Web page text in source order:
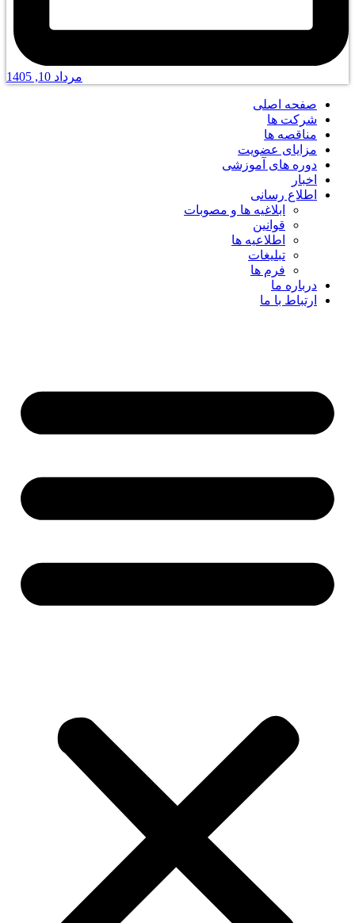
مرداد 10, 1405
صفحه اصلی
شرکت ها
مناقصه ها
مزایای عضویت
دوره های آموزشی
اخبار
اطلاع رسانی
ابلاغیه ها و مصوبات
قوانین
اطلاعیه ها
تبلیغات
فرم ها
درباره ما
ارتباط با ما